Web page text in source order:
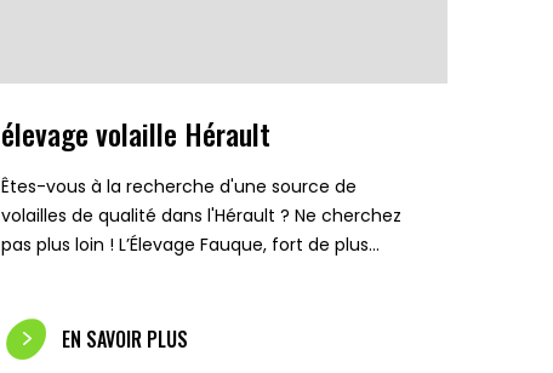
élevage volaille Hérault
Êtes-vous à la recherche d'une source de
volailles de qualité dans l'Hérault ? Ne cherchez
pas plus loin ! L’Élevage Fauque, fort de plus…
EN SAVOIR PLUS